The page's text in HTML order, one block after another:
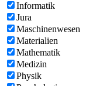
Informatik
Jura
Maschinenwesen
Materialien
Mathematik
Medizin
Physik